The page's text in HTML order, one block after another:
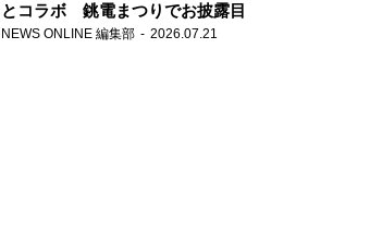
とコラボ 銚電まつりでお披露目
NEWS ONLINE 編集部 2026.07.21